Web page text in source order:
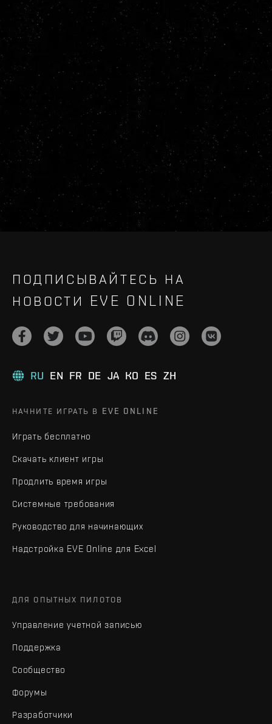
ПОДПИСЫВАЙТЕСЬ НА
НОВОСТИ EVE ONLINE
RU EN FR DE JA KO ES ZH
НАЧНИТЕ ИГРАТЬ В EVE ONLINE
Играть бесплатно
Скачать клиент игры
Продлить время игры
Системные требования
Руководство для начинающих
Надстройка EVE Online для Excel
ДЛЯ ОПЫТНЫХ ПИЛОТОВ
Управление учетной записью
Поддержка
Сообщество
Форумы
Разработчики